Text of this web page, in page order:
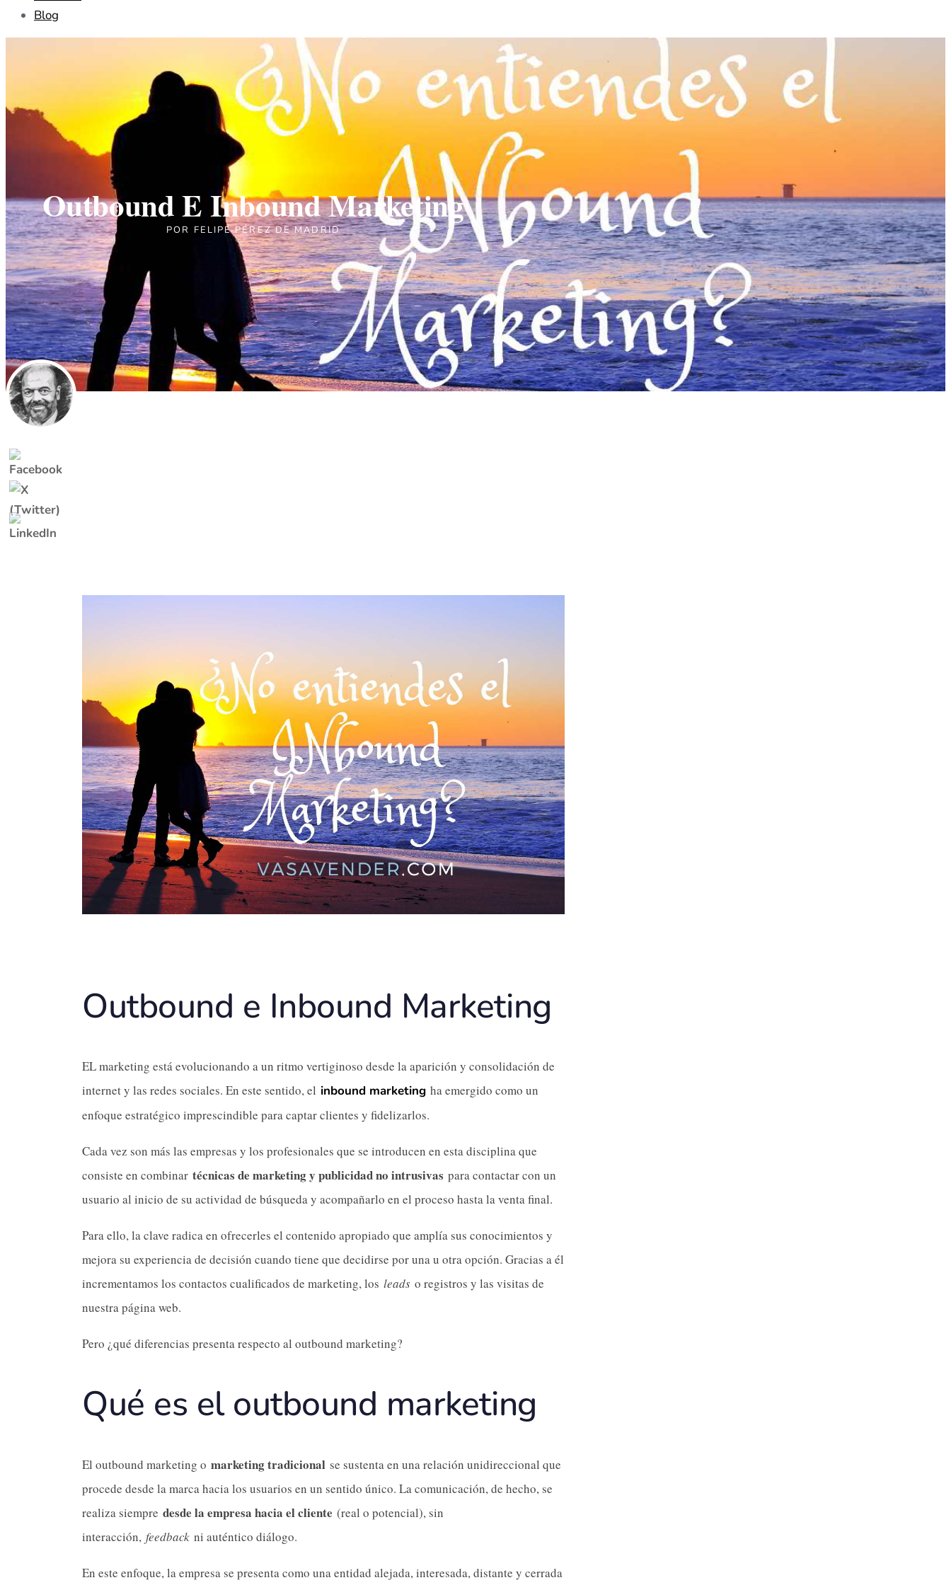
Blog
Outbound E Inbound Marketing
POR FELIPE PÉREZ DE MADRID
Outbound e Inbound Marketing
EL marketing está evolucionando a un ritmo vertiginoso desde la aparición y consolidación de
internet y las redes sociales. En este sentido, el inbound marketing ha emergido como un
enfoque estratégico imprescindible para captar clientes y fidelizarlos.
Cada vez son más las empresas y los profesionales que se introducen en esta disciplina que
consiste en combinar técnicas de marketing y publicidad no intrusivas para contactar con un
usuario al inicio de su actividad de búsqueda y acompañarlo en el proceso hasta la venta final.
Para ello, la clave radica en ofrecerles el contenido apropiado que amplía sus conocimientos y
mejora su experiencia de decisión cuando tiene que decidirse por una u otra opción. Gracias a él
incrementamos los contactos cualificados de marketing, los leads o registros y las visitas de
nuestra página web.
Pero ¿qué diferencias presenta respecto al outbound marketing?
Qué es el outbound marketing
El outbound marketing o marketing tradicional se sustenta en una relación unidireccional que
procede desde la marca hacia los usuarios en un sentido único. La comunicación, de hecho, se
realiza siempre desde la empresa hacia el cliente (real o potencial), sin
interacción, feedback ni auténtico diálogo.
En este enfoque, la empresa se presenta como una entidad alejada, interesada, distante y cerrada